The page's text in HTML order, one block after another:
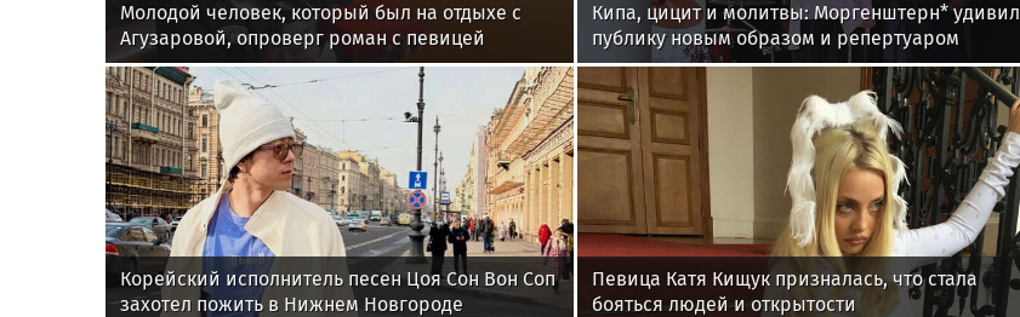
Молодой человек, который был на отдыхе с
Агузаровой, опроверг роман с певицей
Кипа, цицит и молитвы: Моргенштерн* удивил
публику новым образом и репертуаром
Корейский исполнитель песен Цоя Сон Вон Соп
захотел пожить в Нижнем Новгороде
Певица Катя Кищук призналась, что стала
бояться людей и открытости